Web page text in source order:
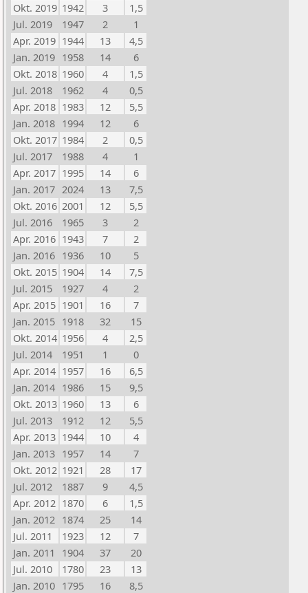
Okt. 2019 1942 3
1,5
Jul. 2019
1947 2
1
Apr. 2019 1944 13
4,5
Jan. 2019 1958 14
6
Okt. 2018 1960 4
1,5
Jul. 2018
1962 4
0,5
Apr. 2018 1983 12
5,5
Jan. 2018 1994 12
6
Okt. 2017 1984 2
0,5
Jul. 2017
1988 4
1
Apr. 2017 1995 14
6
Jan. 2017 2024 13
7,5
Okt. 2016 2001 12
5,5
Jul. 2016
1965 3
2
Apr. 2016 1943 7
2
Jan. 2016 1936 10
5
Okt. 2015 1904 14
7,5
Jul. 2015
1927 4
2
Apr. 2015 1901 16
7
Jan. 2015 1918 32
15
Okt. 2014 1956 4
2,5
Jul. 2014
1951 1
0
Apr. 2014 1957 16
6,5
Jan. 2014 1986 15
9,5
Okt. 2013 1960 13
6
Jul. 2013
1912 12
5,5
Apr. 2013 1944 10
4
Jan. 2013 1957 14
7
Okt. 2012 1921 28
17
Jul. 2012
1887 9
4,5
Apr. 2012 1870 6
1,5
Jan. 2012 1874 25
14
Jul. 2011
1923 12
7
Jan. 2011
1904 37
20
Jul. 2010
1780 23
13
Jan. 2010 1795 16
8,5